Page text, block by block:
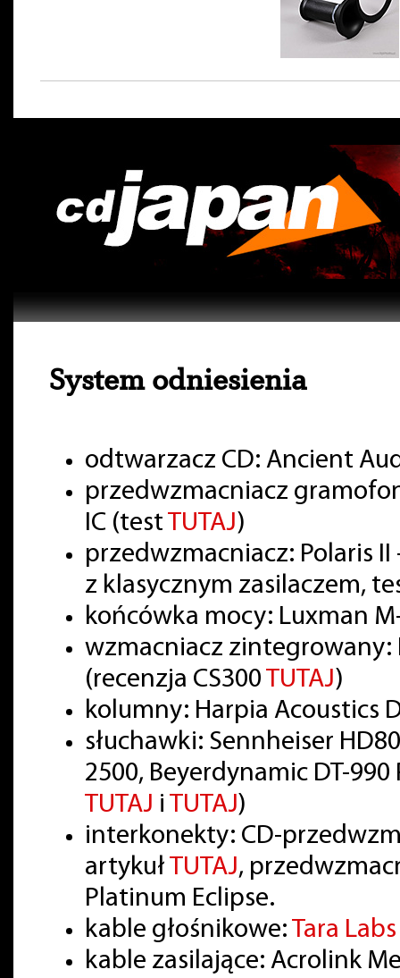
System odniesienia
odtwarzacz CD: Ancient
przedwzmacniacz
IC (test
TUTAJ)
przedwzmacniacz: Polaris II
z klasycznym zasilaczem,
końcówka mocy: Luxman
wzmacniacz zintegrowany:
(recenzja CS300
TUTAJ)
kolumny: Harpia Acoustics
słuchawki: Sennheiser
2500, Beyerdynamic DT-
TUTAJ i TUTAJ)
interkonekty: CD-
artykuł
TUTAJ,
Platinum Eclipse.
kable głośnikowe:
Tara
kable zasilające: Acrolink